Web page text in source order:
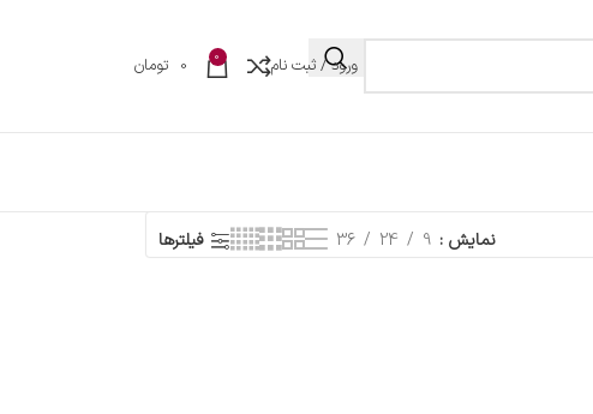
ورود / ثبت نام 0
0 تومان
نمایش 9
24
36 فیلترها